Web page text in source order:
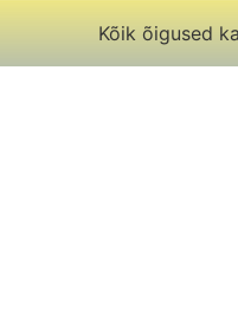
Kõik õigused